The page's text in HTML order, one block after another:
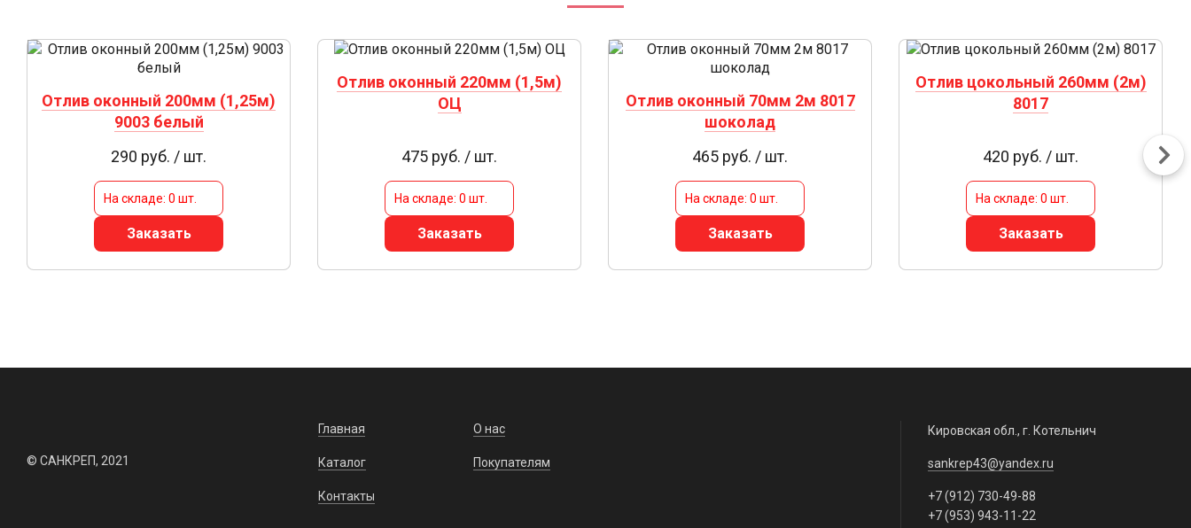
Отлив оконный 200мм (1,25м)
9003 белый
290 руб. / шт.
На складе: 0 шт.
Заказать
Отлив оконный 220мм (1,5м)
ОЦ
475 руб. / шт.
На складе: 0 шт.
Заказать
Отлив оконный 70мм 2м 8017
шоколад
465 руб. / шт.
На складе: 0 шт.
Заказать
Отлив цокольный 260мм (2м)
8017
420 руб. / шт.
На складе: 0 шт.
Заказать
© САНКРЕП, 2021
Главная О нас
Каталог Покупателям
Контакты
Кировская обл., г. Котельнич
sankrep43@yandex.ru
+7 (912) 730-49-88
+7 (953) 943-11-22